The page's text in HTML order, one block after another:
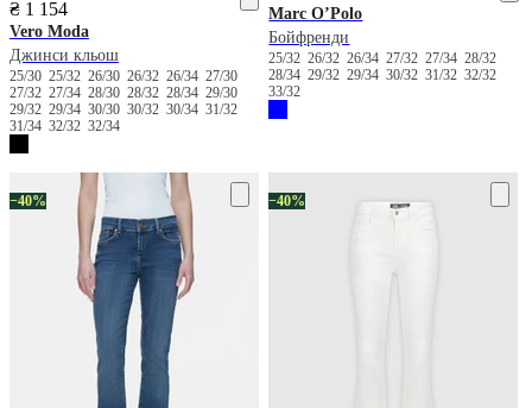
₴ 1 154
Vero Moda
Джинси кльош
25/30 25/32 26/30 26/32 26/34 27/30
27/32 27/34 28/30 28/32 28/34 29/30
29/32 29/34 30/30 30/32 30/34 31/32
31/34 32/32 32/34
Marc O’Polo
Бойфренди
25/3226/3226/3427/3227/3428/32
28/3429/3229/3430/3231/3232/32
33/32
−40% −40%